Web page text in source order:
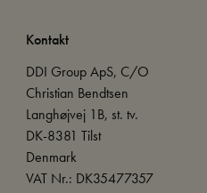
Kontakt
DDI Group ApS, C/O
Christian Bendtsen
Langhøjvej 1B, st. tv.
DK-8381 Tilst
Denmark
VAT Nr.: DK35477357